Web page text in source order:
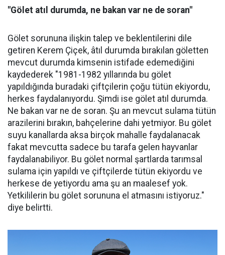
"Gölet atıl durumda, ne bakan var ne de soran"
Gölet sorununa ilişkin talep ve beklentilerini dile
getiren Kerem Çiçek, âtıl durumda bırakılan göletten
mevcut durumda kimsenin istifade edemediğini
kaydederek "1981-1982 yıllarında bu gölet
yapıldığında buradaki çiftçilerin çoğu tütün ekiyordu,
herkes faydalanıyordu. Şimdi ise gölet atıl durumda.
Ne bakan var ne de soran. Şu an mevcut sulama tütün
arazilerini bırakın, bahçelerine dahi yetmiyor. Bu gölet
suyu kanallarda aksa birçok mahalle faydalanacak
fakat mevcutta sadece bu tarafa gelen hayvanlar
faydalanabiliyor. Bu gölet normal şartlarda tarımsal
sulama için yapıldı ve çiftçilerde tütün ekiyordu ve
herkese de yetiyordu ama şu an maalesef yok.
Yetkililerin bu gölet sorununa el atmasını istiyoruz."
diye belirtti.